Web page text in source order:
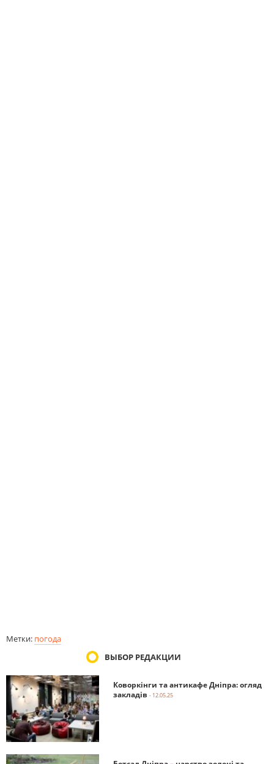
Метки: погода
ВЫБОР РЕДАКЦИИ
Коворкінги та антикафе Дніпра: огляд
закладів - 12.05.25